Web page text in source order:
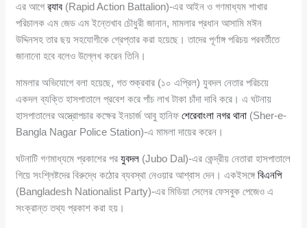
এর আগের‍্যাব (Rapid Action Battalion)-এর আইন ও গণমাধ্যম শাখার
পরিচালক এম জেড এম ইন্তেখাব চৌধুরী জানান, মামলার প্রধান আসামি মঈন
উদ্দিনসহ তার ছয় সহযোগীকে গ্রেপ্তার করা হয়েছে। তাদের পূর্ণাঙ্গ পরিচয় পরবর্তীতে
জানানো হবে বলেও উল্লেখ করেন তিনি।
মামলার অভিযোগে বলা হয়েছে, গত শুক্রবার (১০ এপ্রিল) যুবদল নেতার পরিচয়ে
একদল ব্যক্তি হাসপাতালে প্রবেশ করে পাঁচ লাখ টাকা চাঁদা দাবি করে। এ ঘটনায়
হাসপাতালের অস্ত্রোপচার কক্ষের ইনচার্জ আবু হানিফশেরেবাংলা নগর থানা (Sher-e-
Bangla Nagar Police Station)-এ মামলা দায়ের করেন।
ঘটনাটি গণমাধ্যমে প্রকাশের পরযুবদল (Jubo Dal)-এর কেন্দ্রীয় নেতারা হাসপাতালে
গিয়ে সংশ্লিষ্টদের বিরুদ্ধে কঠোর ব্যবস্থা নেওয়ার আশ্বাস দেন। একইসঙ্গেবিএনপি
(Bangladesh Nationalist Party)-এর মিডিয়া সেলের ফেসবুক পেজেও এ
সংক্রান্ত তথ্য প্রকাশ করা হয়।